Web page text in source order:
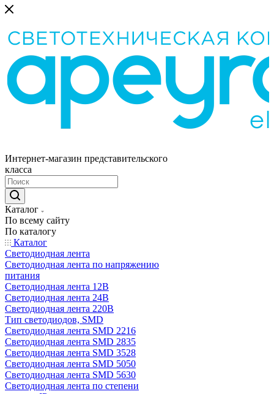
Интернет-магазин представительского
класса
Каталог
По всему сайту
По каталогу
Каталог
Светодиодная лента
Светодиодная лента по напряжению
питания
Светодиодная лента 12В
Светодиодная лента 24В
Светодиодная лента 220В
Тип светодиодов, SMD
Cветодиодная лента SMD 2216
Светодиодная лента SMD 2835
Светодиодная лента SMD 3528
Светодиодная лента SMD 5050
Светодиодная лента SMD 5630
Светодиодная лента по степени